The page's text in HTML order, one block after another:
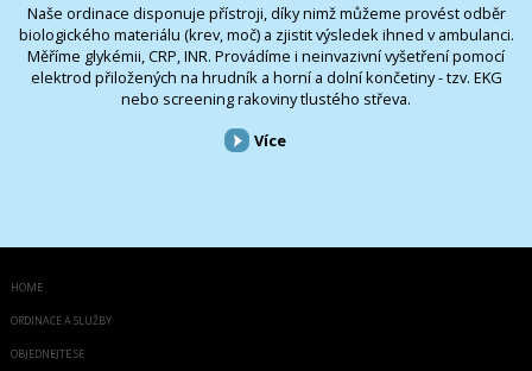
Naše ordinace disponuje přístroji, díky nimž můžeme provést odběr
biologického materiálu (krev, moč) a zjistit výsledek ihned v ambulanci.
Měříme glykémii, CRP, INR. Provádíme i neinvazivní vyšetření pomocí
elektrod přiložených na hrudník a horní a dolní končetiny - tzv. EKG
nebo screening rakoviny tlustého střeva.
Více
HOME
ORDINACE A SLUŽBY
OBJEDNEJTE SE